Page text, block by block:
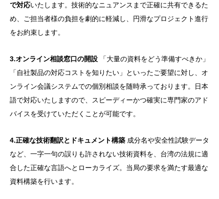
で対応いたします。技術的なニュアンスまで正確に共有できるた
め、ご担当者様の負担を劇的に軽減し、円滑なプロジェクト進行
をお約束します。
3.オンライン相談窓口の開設 「大量の資料をどう準備すべきか」
「自社製品の対応コストを知りたい」といったご要望に対し、オ
ンライン会議システムでの個別相談を随時承っております。日本
語で対応いたしますので、スピーディーかつ確実に専門家のアド
バイスを受けていただくことが可能です。
4.正確な技術翻訳とドキュメント構築 成分名や安全性試験データ
など、一字一句の誤りも許されない技術資料を、台湾の法規に適
合した正確な言語へとローカライズ。当局の要求を満たす最適な
資料構築を行います。